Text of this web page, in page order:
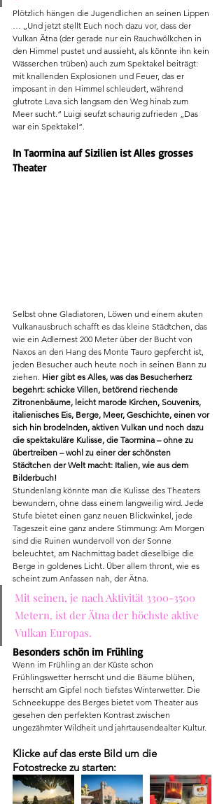
Plötzlich hängen die Jugendlichen an seinen Lippen
… „Und jetzt stellt Euch noch dazu vor, dass der
Vulkan Ätna (der gerade nur ein Rauchwölkchen in
den Himmel pustet und aussieht, als könnte ihn kein
Wässerchen trüben) auch zum Spektakel beiträgt:
mit knallenden Explosionen und Feuer, das er
imposant in den Himmel schleudert, während
glutrote Lava sich langsam den Weg hinab zum
Meer sucht.“ Luigi seufzt schaurig zufrieden „Das
war ein Spektakel“.
In Taormina auf Sizilien ist Alles grosses
Theater
Selbst ohne Gladiatoren, Löwen und einem akuten
Vulkanausbruch schafft es das kleine Städtchen, das
wie ein Adlernest 200 Meter über der Bucht von
Naxos an den Hang des Monte Tauro gepfercht ist,
jeden Besucher auch heute noch in seinen Bann zu
ziehen. Hier gibt es Alles, was das Besucherherz
begehrt: schicke Villen, betörend riechende
Zitronenbäume, leicht marode Kirchen, Souvenirs,
italienisches Eis, Berge, Meer, Geschichte, einen vor
sich hin brodelnden, aktiven Vulkan und noch dazu
die spektakuläre Kulisse, die Taormina – ohne zu
übertreiben – wohl zu einer der schönsten
Städtchen der Welt macht: Italien, wie aus dem
Bilderbuch!
Stundenlang könnte man die Kulisse des Theaters
bewundern, ohne dass einem langweilig wird. Jede
Stufe bietet einen ganz neuen Blickwinkel, jede
Tageszeit eine ganz andere Stimmung: Am Morgen
sind die Ruinen wundervoll von der Sonne
beleuchtet, am Nachmittag badet dieselbige die
Berge in goldenes Licht. Über allem thront, wie es
scheint zum Anfassen nah, der Ätna.
Mit seinen, je nach Aktivität 3300-3500
Metern, ist der Ätna der höchste aktive
Vulkan Europas.
Besonders schön im Frühling
Wenn im Frühling an der Küste schon
Frühlingswetter herrscht und die Bäume blühen,
herrscht am Gipfel noch tiefstes Winterwetter. Die
Schneekuppe des Berges bietet vom Theater aus
gesehen den perfekten Kontrast zwischen
ungezähmter Wildheit und jahrtausendealter Kultur.
Klicke auf das erste Bild um die
Fotostrecke zu starten: